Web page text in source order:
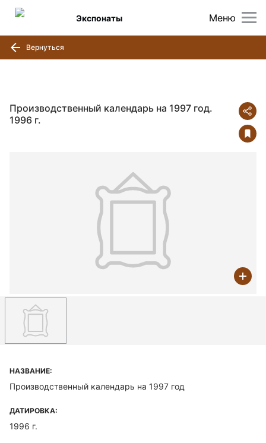
Меню
Экспонаты
Вернуться
Производственный календарь на 1997 год.
1996 г.
НАЗВАНИЕ:
Производственный календарь на 1997 год
ДАТИРОВКА:
1996 г.